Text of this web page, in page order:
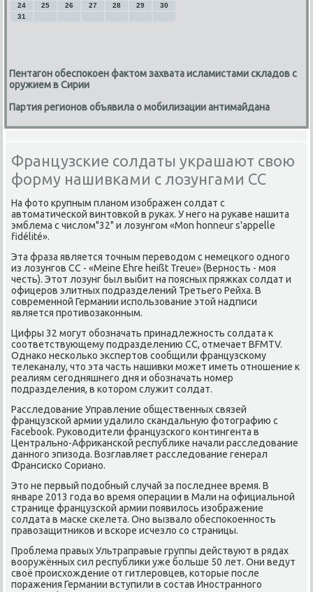
24
25 26 27 28 29
30
31
Пентагон обеспокоен фактом захвата исламистами складов с
оружием в Сирии
Партия регионов объявила о мобилизации антимайдана
Французские солдаты украшают свою
форму нашивками с лозунгами СС
На фото крупным планом изображен солдат с
автоматической винтовкой в руках. У него на рукаве нашита
эмблема с числом"32" и лозунгом «Mon honneur s'appelle
fidélité».
Эта фраза является точным переводом с немецкого одного
из лозунгов СС - «Meine Ehre heißt Treue» (Верность - моя
честь). Этот лозунг был выбит на поясных пряжках солдат и
офицеров элитных подразделений Третьего Рейха. В
современной Германии использование этой надписи
является противозаконным.
Цифры 32 могут обозначать принадлежность солдата к
соответствующему подразделению СС, отмечает BFMTV.
Однако несколько экспертов сообщили французскому
телеканалу, что эта часть нашивки может иметь отношение к
реалиям сегодняшнего дня и обозначать номер
подразделения, в котором служит солдат.
Расследование Управление общественных связей
французской армии удалило скандальную фотографию с
Facebook. Руководители французского контингента в
Центрально-Африканской республике начали расследование
данного эпизода. Возглавляет расследование генерал
Франсиско Сориано.
Это не первый подобный случай за последнее время. В
январе 2013 года во время операции в Мали на официальной
странице французской армии появилось изображение
солдата в маске скелета. Оно вызвало обеспокоенность
правозащитников и вскоре исчезло со страницы.
Проблема правых Ультраправые группы действуют в рядах
вооружённых сил республики уже больше 50 лет. Они ведут
своё происхождение от гитлеровцев, которые после
поражения Германии вступили в состав Иностранного